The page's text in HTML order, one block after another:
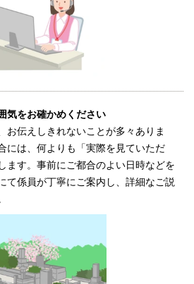
気をお確かめください
お伝えしきれないことが多々ありま
には、何よりも「実際を見ていただ
ます。事前にご都合のよい日時などを
て係員が丁寧にご案内し、詳細なご説